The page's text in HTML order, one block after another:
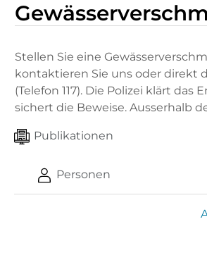
Stellen Sie eine
kontaktieren Sie uns oder direkt
(Telefon 117). Die Polizei klärt das
sichert die Beweise. Ausserhalb
Publikationen
Personen